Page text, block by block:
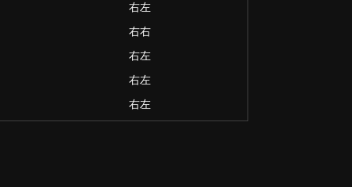
右左
右右
右左
右左
右左